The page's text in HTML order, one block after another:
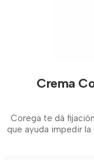
Crema
Corega te dá
que ayuda impedir